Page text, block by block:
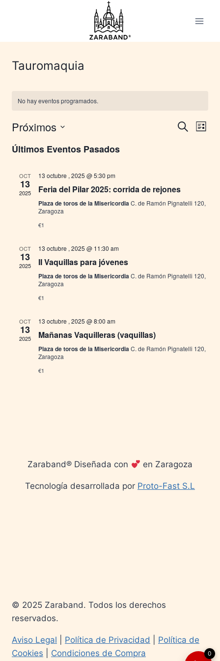
Tauromaquia
No hay eventos programados.
y
vistas
BuscarLista
Próximos
la
Últimos Eventos Pasados
OCT
13
2025
13 octubre , 2025 @ 5:30 pm
Feria del Pilar 2025: corrida de rejones
Plaza de toros de la MisericordiaC. de Ramón Pignatelli 120,
Zaragoza
€1
OCT
13
2025
13 octubre , 2025 @ 11:30 am
II Vaquillas para jóvenes
Plaza de toros de la MisericordiaC. de Ramón Pignatelli 120,
Zaragoza
€1
OCT
13
2025
13 octubre , 2025 @ 8:00 am
Mañanas Vaquilleras (vaquillas)
Plaza de toros de la MisericordiaC. de Ramón Pignatelli 120,
Zaragoza
€1
Zaraband® Diseñada con en Zaragoza
Tecnología desarrollada por Proto-Fast S.L
© 2025 Zaraband. Todos los derechos
reservados.
Aviso Legal Política de Privacidad
Política de
Cookies
Condiciones de Compra 0